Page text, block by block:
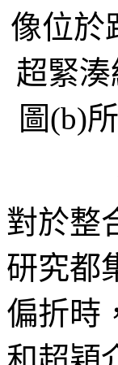
像位於
超緊
圖(b)
對於整
研究都
偏折時